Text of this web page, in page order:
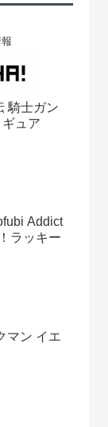
騎士ガン
ュア
Addict
ラッキー
マン イエ